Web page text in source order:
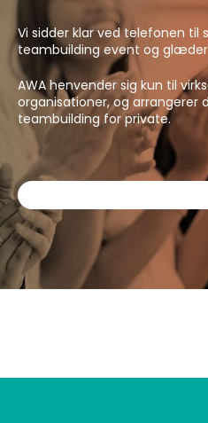
Vi sidder klar ved telefonen
teambuilding event og
AWA henvender sig kun til
organisationer, og arrangerer
teambuilding for private.